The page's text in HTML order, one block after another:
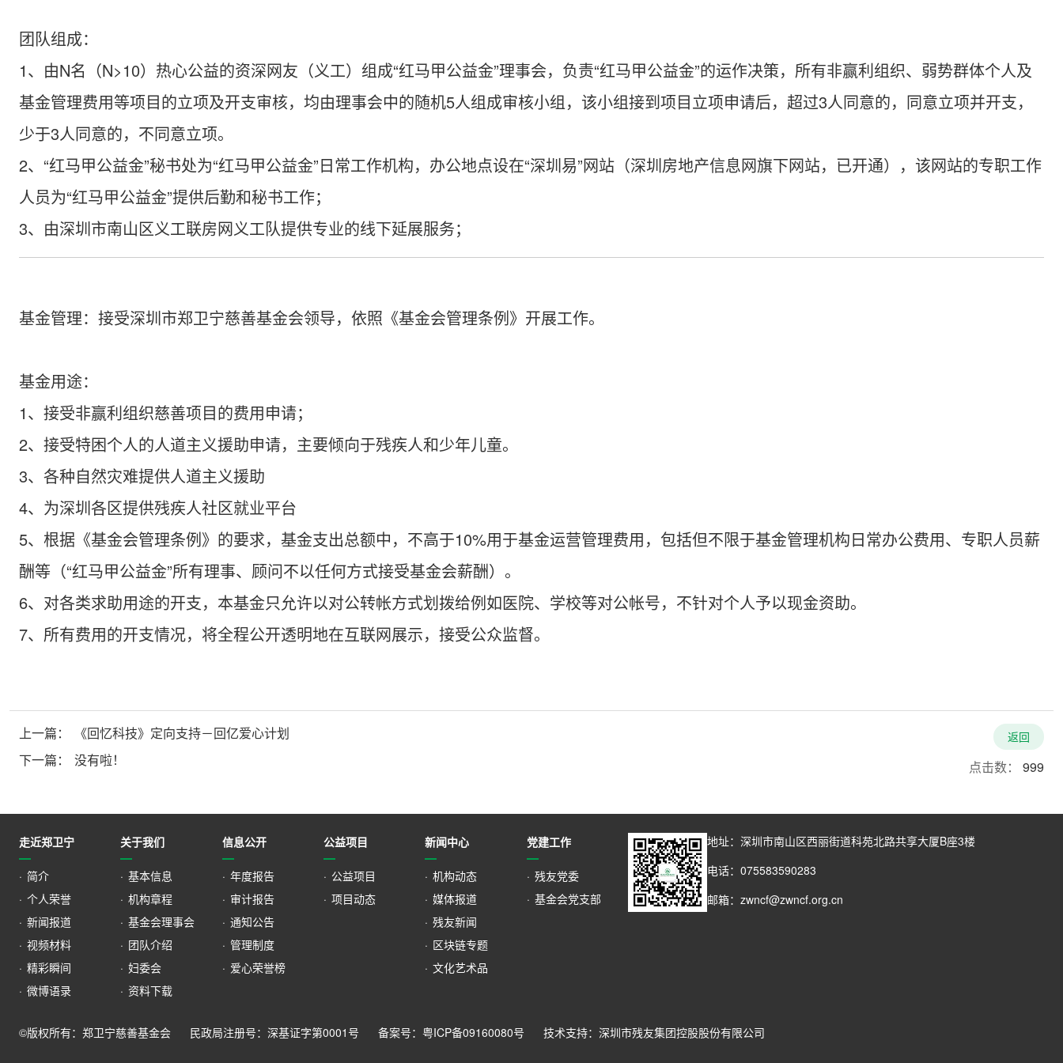
团队组成：
1、由N名（N>10）热心公益的资深网友（义工）组成“红马甲公益金”理事会，负责“红马甲公益金”的运作决策，所有非赢利组织、弱势群体个人及
基金管理费用等项目的立项及开支审核，均由理事会中的随机5人组成审核小组，该小组接到项目立项申请后，超过3人同意的，同意立项并开支，
少于3人同意的，不同意立项。
2、“红马甲公益金”秘书处为“红马甲公益金”日常工作机构，办公地点设在“深圳易”网站（深圳房地产信息网旗下网站，已开通），该网站的专职工作
人员为“红马甲公益金”提供后勤和秘书工作；
3、由深圳市南山区义工联房网义工队提供专业的线下延展服务；
基金管理：接受深圳市郑卫宁慈善基金会领导，依照《基金会管理条例》开展工作。
基金用途：
1、接受非赢利组织慈善项目的费用申请；
2、接受特困个人的人道主义援助申请，主要倾向于残疾人和少年儿童。
3、各种自然灾难提供人道主义援助
4、为深圳各区提供残疾人社区就业平台
5、根据《基金会管理条例》的要求，基金支出总额中，不高于10%用于基金运营管理费用，包括但不限于基金管理机构日常办公费用、专职人员薪
酬等（“红马甲公益金”所有理事、顾问不以任何方式接受基金会薪酬）。
6、对各类求助用途的开支，本基金只允许以对公转帐方式划拨给例如医院、学校等对公帐号，不针对个人予以现金资助。
7、所有费用的开支情况，将全程公开透明地在互联网展示，接受公众监督。
上一篇：
《回忆科技》定向支持－回亿爱心计划
下一篇：
没有啦！
返回
点击数： 999
走近郑卫宁
· 简介
· 个人荣誉
· 新闻报道
· 视频材料
· 精彩瞬间
· 微博语录
关于我们
· 基本信息
· 机构章程
· 基金会理事会
· 团队介绍
· 妇委会
· 资料下载
信息公开
· 年度报告
· 审计报告
· 通知公告
· 管理制度
· 爱心荣誉榜
公益项目
· 公益项目
· 项目动态
新闻中心
· 机构动态
· 媒体报道
· 残友新闻
· 区块链专题
· 文化艺术品
党建工作
· 残友党委
· 基金会党支部
地址：深圳市南山区西丽街道科苑北路共享大厦B座3楼
电话：075583590283
邮箱：zwncf@zwncf.org.cn
©版权所有：郑卫宁慈善基金会 民政局注册号：深基证字第0001号 备案号：粤ICP备09160080号 技术支持：深圳市残友集团控股股份有限公司